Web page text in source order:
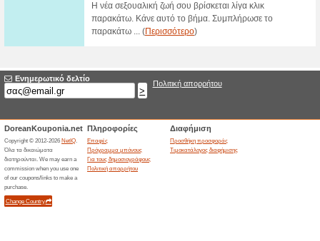
Εκπτωτικός
Naturecan.gr
100% Λειτούργησε Κουπόνι
Στο Naturecan.gr θα βρείτε -